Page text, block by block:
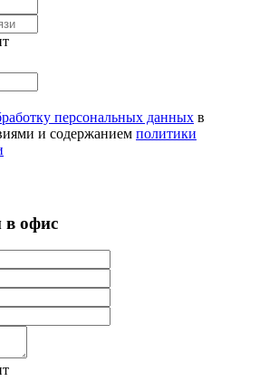
персональных данных в
и содержанием политики
в офис